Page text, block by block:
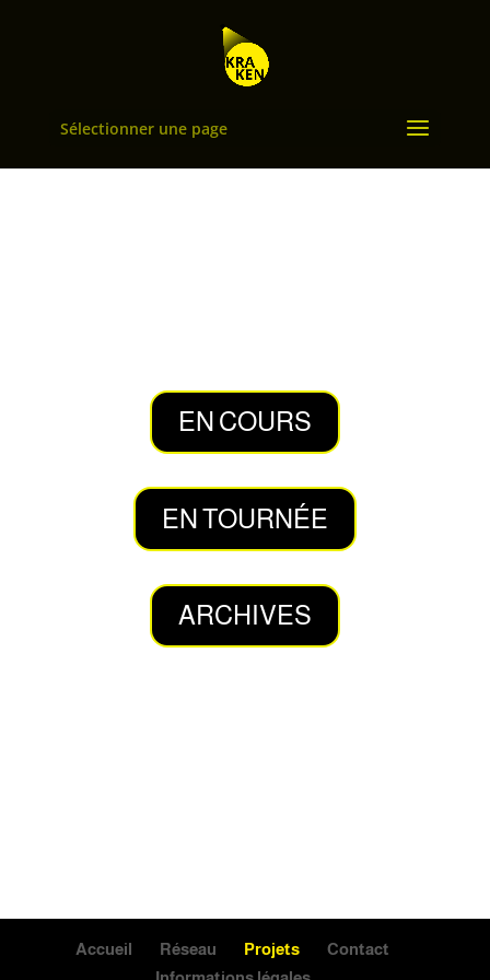
Sélectionner une page
EN COURS
EN TOURNÉE
ARCHIVES
Accueil Réseau Projets
Contact